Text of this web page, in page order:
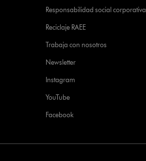
Responsabilidad social corporativa
Reciclaje RAEE
Trabaja con nosotros
Newsletter
Instagram
YouTube
Facebook